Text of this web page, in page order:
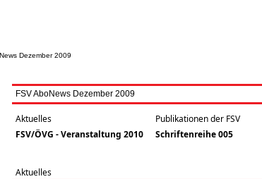
Dezember 2009
FSV AboNews Dezember 2009
Aktuelles Publikationen der FSV
FSV/ÖVG - Veranstaltung 2010
Schriftenreihe 005
Aktuelles